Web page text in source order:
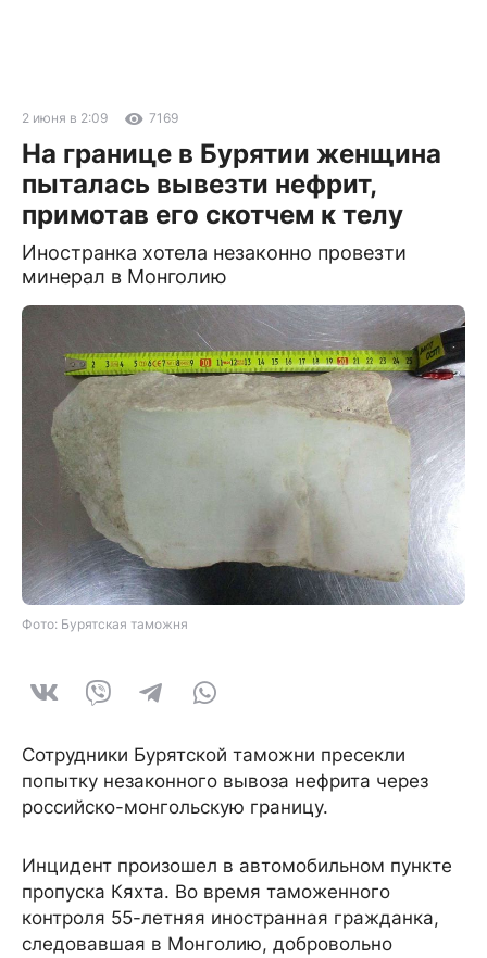
2 июня в 2:09 7169
На границе в Бурятии женщина
пыталась вывезти нефрит,
примотав его скотчем к телу
Иностранка хотела незаконно провезти
минерал в Монголию
Фото: Бурятская таможня
Сотрудники Бурятской таможни пресекли
попытку незаконного вывоза нефрита через
российско-монгольскую границу.
Инцидент произошел в автомобильном пункте
пропуска Кяхта. Во время таможенного
контроля 55-летняя иностранная гражданка,
следовавшая в Монголию, добровольно